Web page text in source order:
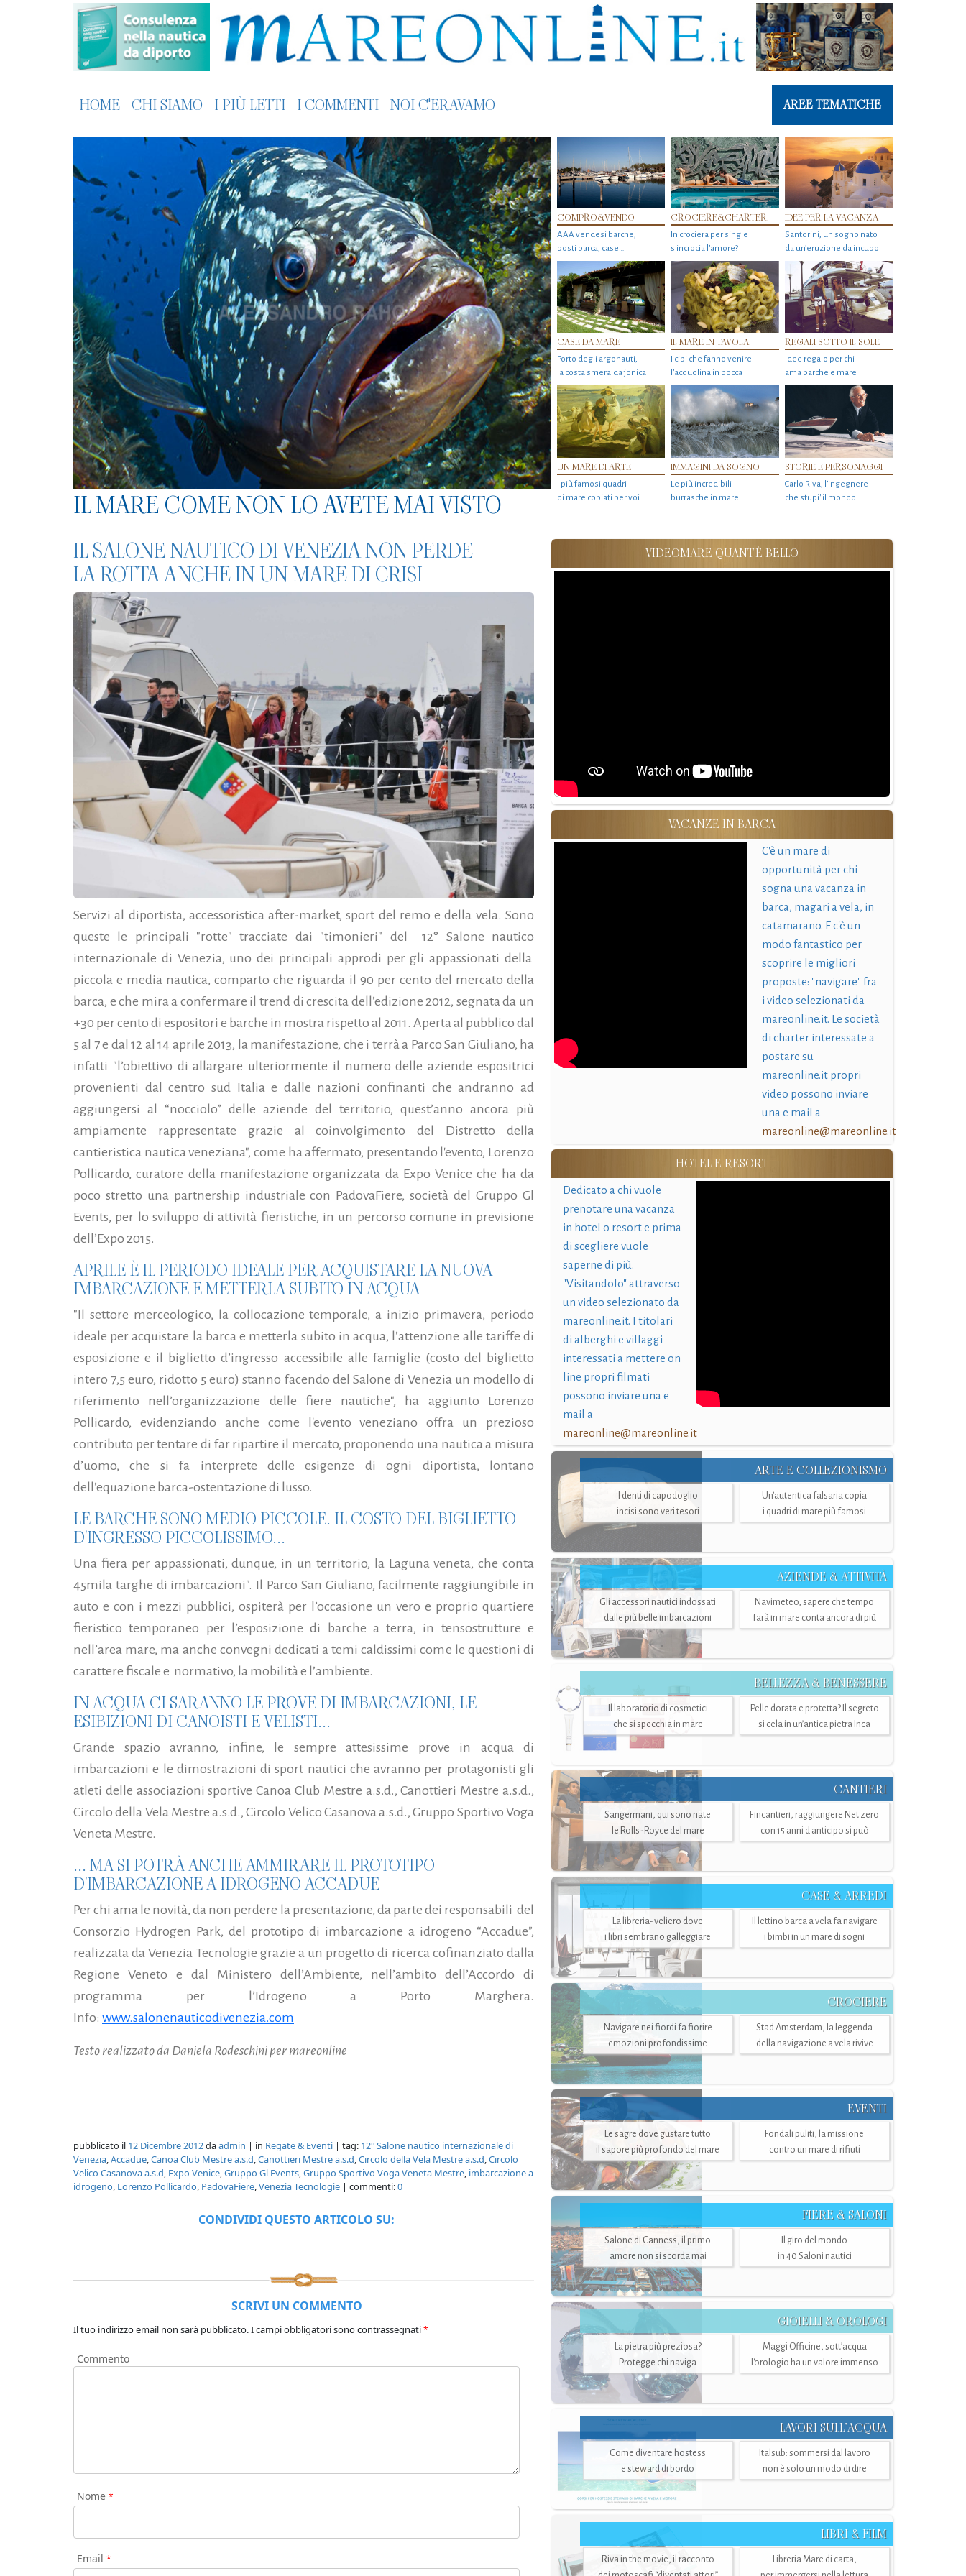
HOME CHI SIAMO I PIÙ LETTI I COMMENTI NOI C'ERAVAMO AREE TEMATICHE
IL MARE COME NON LO AVETE MAI VISTO
COMPRO&VENDO
AAA vendesi barche,
posti barca, case…
CROCIERE&CHARTER
In crociera per single
s'incrocia l’amore?
IDEE PER LA VACANZA
Santorini, un sogno nato
da un’eruzione da incubo
CASE DA MARE
Porto degli argonauti,
la costa smeralda jonica
IL MARE IN TAVOLA
I cibi che fanno venire
l’acquolina in bocca
REGALI SOTTO IL SOLE
Idee regalo per chi
ama barche e mare
UN MARE DI ARTE
I più famosi quadri
di mare copiati per voi
IMMAGINI DA SOGNO
Le più incredibili
burrasche in mare
STORIE E PERSONAGGI
Carlo Riva, l’ingegnere
che stupi' il mondo
IL SALONE NAUTICO DI VENEZIA NON PERDE
LA ROTTA ANCHE IN UN MARE DI CRISI
Servizi al diportista, accessoristica after-market, sport del remo e della vela. Sono
queste le principali "rotte" tracciate dai "timonieri" del 12° Salone nautico
internazionale di Venezia, uno dei principali approdi per gli appassionati della
piccola e media nautica, comparto che riguarda il 90 per cento del mercato della
barca, e che mira a confermare il trend di crescita dell’edizione 2012, segnata da un
+30 per cento di espositori e barche in mostra rispetto al 2011. Aperta al pubblico dal
5 al 7 e dal 12 al 14 aprile 2013, la manifestazione, che i terrà a Parco San Giuliano, ha
infatti "l’obiettivo di allargare ulteriormente il numero delle aziende espositrici
provenienti dal centro sud Italia e dalle nazioni confinanti che andranno ad
aggiungersi al “nocciolo” delle aziende del territorio, quest’anno ancora più
ampiamente rappresentate grazie al coinvolgimento del Distretto della
cantieristica nautica veneziana", come ha affermato, presentando l'evento, Lorenzo
Pollicardo, curatore della manifestazione organizzata da Expo Venice che ha da
poco stretto una partnership industriale con PadovaFiere, società del Gruppo Gl
Events, per lo sviluppo di attività fieristiche, in un percorso comune in previsione
dell’Expo 2015.
APRILE È IL PERIODO IDEALE PER ACQUISTARE LA NUOVA
IMBARCAZIONE E METTERLA SUBITO IN ACQUA
"Il settore merceologico, la collocazione temporale, a inizio primavera, periodo
ideale per acquistare la barca e metterla subito in acqua, l’attenzione alle tariffe di
esposizione e il biglietto d’ingresso accessibile alle famiglie (costo del biglietto
intero 7,5 euro, ridotto 5 euro) stanno facendo del Salone di Venezia un modello di
riferimento nell’organizzazione delle fiere nautiche", ha aggiunto Lorenzo
Pollicardo, evidenziando anche come l'evento veneziano offra un prezioso
contributo per tentare di far ripartire il mercato, proponendo una nautica a misura
d’uomo, che si fa interprete delle esigenze di ogni diportista, lontano
dell’equazione barca-ostentazione di lusso.
LE BARCHE SONO MEDIO PICCOLE. IL COSTO DEL BIGLIETTO
D'INGRESSO PICCOLISSIMO...
Una fiera per appassionati, dunque, in un territorio, la Laguna veneta, che conta
45mila targhe di imbarcazioni". Il Parco San Giuliano, facilmente raggiungibile in
auto e con i mezzi pubblici, ospiterà per l’occasione un vero e proprio quartiere
fieristico temporaneo per l’esposizione di barche a terra, in tensostrutture e
nell’area mare, ma anche convegni dedicati a temi caldissimi come le questioni di
carattere fiscale e normativo, la mobilità e l’ambiente.
IN ACQUA CI SARANNO LE PROVE DI IMBARCAZIONI, LE
ESIBIZIONI DI CANOISTI E VELISTI...
Grande spazio avranno, infine, le sempre attesissime prove in acqua di
imbarcazioni e le dimostrazioni di sport nautici che avranno per protagonisti gli
atleti delle associazioni sportive Canoa Club Mestre a.s.d., Canottieri Mestre a.s.d.,
Circolo della Vela Mestre a.s.d., Circolo Velico Casanova a.s.d., Gruppo Sportivo Voga
Veneta Mestre.
... MA SI POTRÀ ANCHE AMMIRARE IL PROTOTIPO
D'IMBARCAZIONE A IDROGENO ACCADUE
Per chi ama le novità, da non perdere la presentazione, da parte dei responsabili del
Consorzio Hydrogen Park, del prototipo di imbarcazione a idrogeno “Accadue”,
realizzata da Venezia Tecnologie grazie a un progetto di ricerca cofinanziato dalla
Regione Veneto e dal Ministero dell’Ambiente, nell’ambito dell’Accordo di
programma per l’Idrogeno a Porto Marghera.
Info: www.salonenauticodivenezia.com
Testo realizzato da Daniela Rodeschini per mareonline
pubblicato il 12 Dicembre 2012daadmin | in Regate & Eventi | tag: 12° Salone nautico internazionale di
Venezia,Accadue,Canoa Club Mestre a.s.d,Canottieri Mestre a.s.d,Circolo della Vela Mestre a.s.d,Circolo
Velico Casanova a.s.d, Expo Venice,Gruppo Gl Events,Gruppo Sportivo Voga Veneta Mestre, imbarcazione a
idrogeno, Lorenzo Pollicardo, PadovaFiere,Venezia Tecnologie | commenti:0
CONDIVIDI QUESTO ARTICOLO SU:
SCRIVI UN COMMENTO
Il tuo indirizzo email non sarà pubblicato.I campi obbligatori sono contrassegnati*
Commento
Nome *
Email *
VIDEOMARE QUANT'È BELLO
VACANZE IN BARCA
C'è un mare di
opportunità per chi
sogna una vacanza in
barca, magari a vela, in
catamarano. E c'è un
modo fantastico per
scoprire le migliori
proposte: "navigare" fra
i video selezionati da
mareonline.it. Le società
di charter interessate a
postare su
mareonline.it propri
video possono inviare
una e mail a
mareonline@mareonline.it
HOTEL E RESORT
Dedicato a chi vuole
prenotare una vacanza
in hotel o resort e prima
di scegliere vuole
saperne di più.
"Visitandolo" attraverso
un video selezionato da
mareonline.it. I titolari
di alberghi e villaggi
interessati a mettere on
line propri filmati
possono inviare una e
mail a
mareonline@mareonline.it
ARTE E COLLEZIONISMO
I denti di capodoglio
incisi sono veri tesori
Un’autentica falsaria copia
i quadri di mare più famosi
AZIENDE & ATTIVITÀ
Gli accessori nautici indossati
dalle più belle imbarcazioni
Navimeteo, sapere che tempo
farà in mare conta ancora di più
BELLEZZA & BENESSERE
Il laboratorio di cosmetici
che si specchia in mare
Pelle dorata e protetta? Il segreto
si cela in un’antica pietra Inca
CANTIERI
Sangermani, qui sono nate
le Rolls-Royce del mare
Fincantieri, raggiungere Net zero
con 15 anni d'anticipo si può
CASE & ARREDI
La libreria-veliero dove
i libri sembrano galleggiare
Il lettino barca a vela fa navigare
i bimbi in un mare di sogni
CROCIERE
Navigare nei fiordi fa fiorire
emozioni profondissime
Stad Amsterdam, la leggenda
della navigazione a vela rivive
EVENTI
Le sagre dove gustare tutto
il sapore più profondo del mare
Fondali puliti, la missione
contro un mare di rifiuti
FIERE & SALONI
Salone di Canness, il primo
amore non si scorda mai
Il giro del mondo
in 40 Saloni nautici
GIOIELLI & OROLOGI
La pietra più preziosa?
Protegge chi naviga
Maggi Officine, sott’acqua
l'orologio ha un valore immenso
LAVORI SULL’ACQUA
Come diventare hostess
e steward di bordo
Italsub: sommersi dal lavoro
non è solo un modo di dire
LIBRI & FILM
Riva in the movie, il racconto
Libreria Mare di carta,